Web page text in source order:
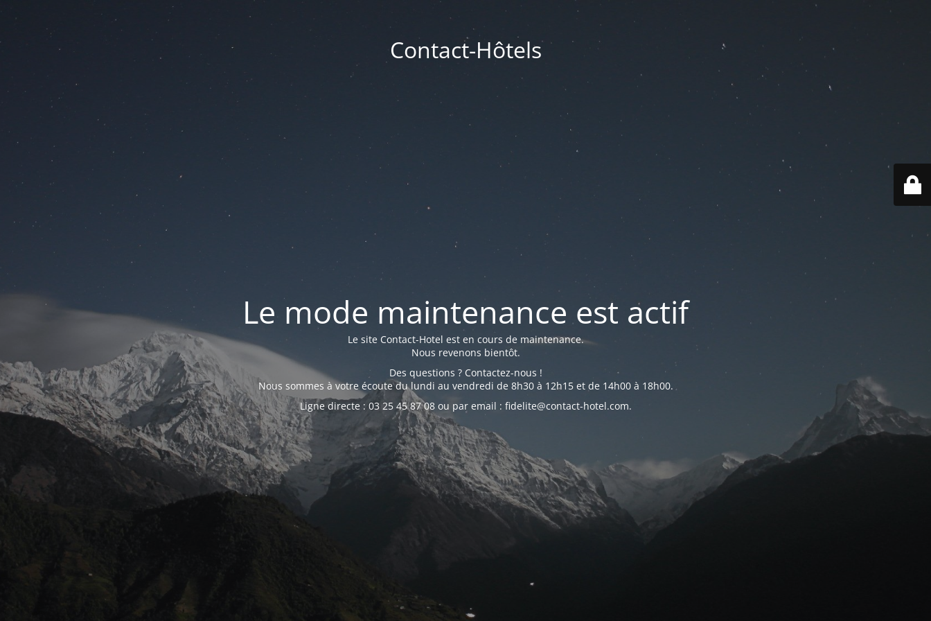
Contact-Hôtels
Le mode maintenance est actif
Le site Contact-Hotel est en cours de maintenance.
Nous revenons bientôt.
Des questions ? Contactez-nous !
Nous sommes à votre écoute du lundi au vendredi de 8h30 à 12h15 et de 14h00 à 18h00.
Ligne directe : 03 25 45 87 08 ou par email : fidelite@contact-hotel.com.